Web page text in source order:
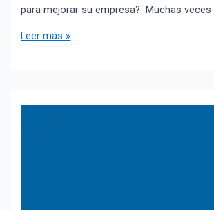
para mejorar su empresa? Muchas veces
Leer más »